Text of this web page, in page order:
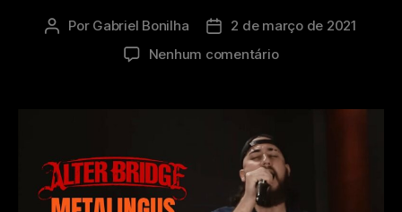
Autor
Por Gabriel Bonilha
Data2 de março de 2021
Nenhum comentárioem
Alter
Bridge
–